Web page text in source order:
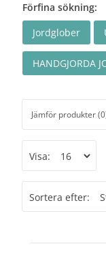
Förfina sökning:
Jordglober
HANDGJORDA
Jämför produkter
Visa:
Sortera efter: